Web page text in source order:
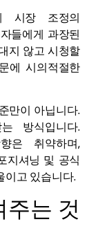
시장 조정의
들에게 과장된
지 않고 시청할
에 시의적절한
만이 아닙니다.
방식입니다.
은 취약하며,
지셔닝 및 공식
이고 있습니다.
는 것